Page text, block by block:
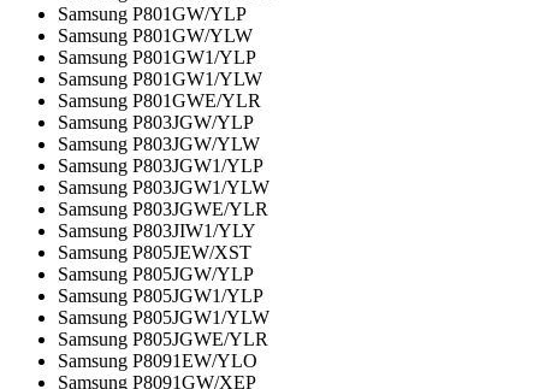
Samsung P801GW/YLP
Samsung P801GW/YLW
Samsung P801GW1/YLP
Samsung P801GW1/YLW
Samsung P801GWE/YLR
Samsung P803JGW/YLP
Samsung P803JGW/YLW
Samsung P803JGW1/YLP
Samsung P803JGW1/YLW
Samsung P803JGWE/YLR
Samsung P803JIW1/YLY
Samsung P805JEW/XST
Samsung P805JGW/YLP
Samsung P805JGW1/YLP
Samsung P805JGW1/YLW
Samsung P805JGWE/YLR
Samsung P8091EW/YLO
Samsung P8091GW/XEP